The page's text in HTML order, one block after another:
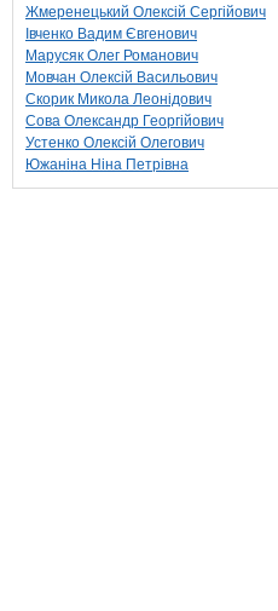
Жмеренецький Олексій Сергійович
Івченко Вадим Євгенович
Марусяк Олег Романович
Мовчан Олексій Васильович
Скорик Микола Леонідович
Сова Олександр Георгійович
Устенко Олексій Олегович
Южаніна Ніна Петрівна